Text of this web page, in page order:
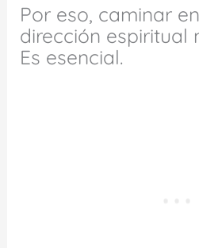
Por eso, caminar
dirección espiritual
Es esencial.